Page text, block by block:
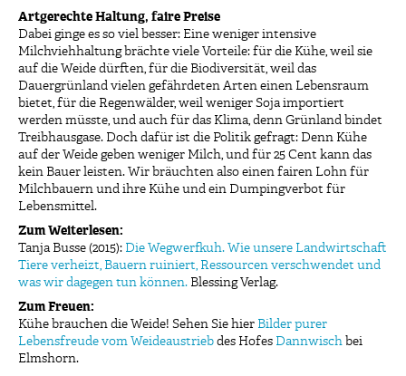
Artgerechte Haltung, faire Preise
Dabei ginge es so viel besser: Eine weniger intensive
Milchviehhaltung brächte viele Vorteile: für die Kühe, weil sie
auf die Weide dürften, für die Biodiversität, weil das
Dauergrünland vielen gefährdeten Arten einen Lebensraum
bietet, für die Regenwälder, weil weniger Soja importiert
werden müsste, und auch für das Klima, denn Grünland bindet
Treibhausgase. Doch dafür ist die Politik gefragt: Denn Kühe
auf der Weide geben weniger Milch, und für 25 Cent kann das
kein Bauer leisten. Wir bräuchten also einen fairen Lohn für
Milchbauern und ihre Kühe und ein Dumpingverbot für
Lebensmittel.
Zum Weiterlesen:
Tanja Busse (2015): Die Wegwerfkuh. Wie unsere Landwirtschaft
Tiere verheizt, Bauern ruiniert, Ressourcen verschwendet und
was wir dagegen tun können. Blessing Verlag.
Zum Freuen:
Kühe brauchen die Weide! Sehen Sie hier Bilder purer
Lebensfreude vom Weideaustrieb des Hofes Dannwisch bei
Elmshorn.